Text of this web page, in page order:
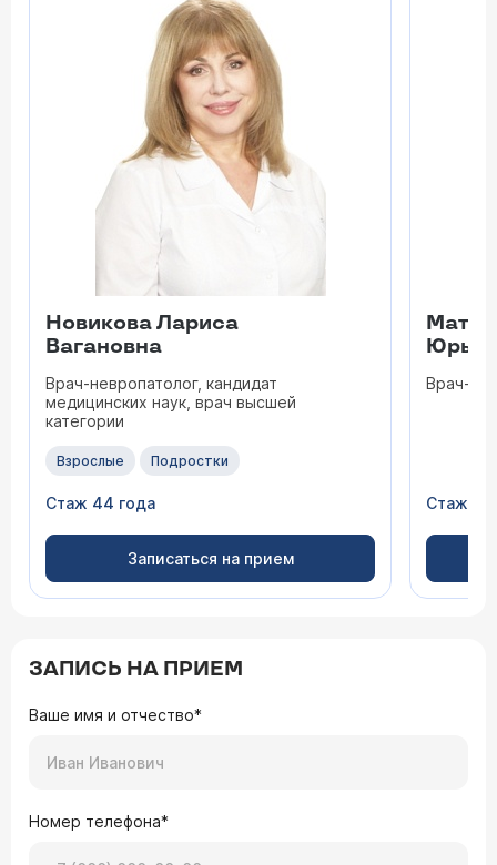
Новикова Лариса
Вагановна
Врач-невропатолог, кандидат
медицинских наук, врач высшей
категории
Взрослые Подростки
Стаж 44 года
Записаться на прием
Врач-
Стаж 28
ЗАПИСЬ НА ПРИЕМ
Ваше имя и отчество*
Номер телефона*